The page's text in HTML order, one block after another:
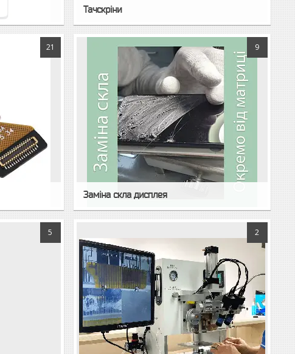
Тачскріни
21 9
Заміна скла дисплея
5 2